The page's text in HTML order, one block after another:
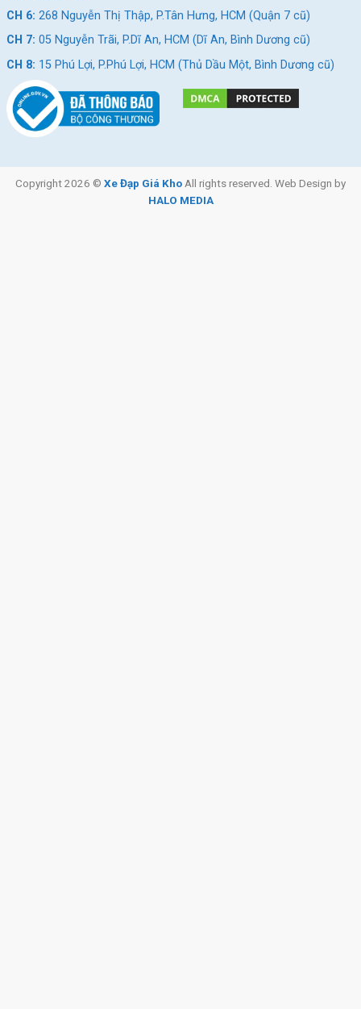
CH 6: 268 Nguyễn Thị Thập, P.Tân Hưng, HCM (Quận 7 cũ)
CH 7: 05 Nguyễn Trãi, P.Dĩ An, HCM (Dĩ An, Bình Dương cũ)
CH 8: 15 Phú Lợi, P.Phú Lợi, HCM (Thủ Dầu Một, Bình Dương cũ)
Copyright 2026 © Xe Đạp Giá Kho All rights reserved. Web Design by
HALO MEDIA